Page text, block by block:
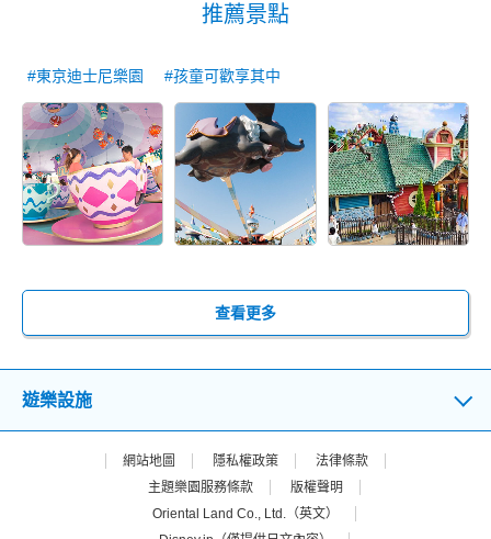
推薦景點
#東京迪士尼樂園 #孩童可歡享其中
查看更多
遊樂設施
網站地圖 隱私權政策
法律條款
主題樂園服務條款
版權聲明
Oriental Land Co., Ltd.（英文）